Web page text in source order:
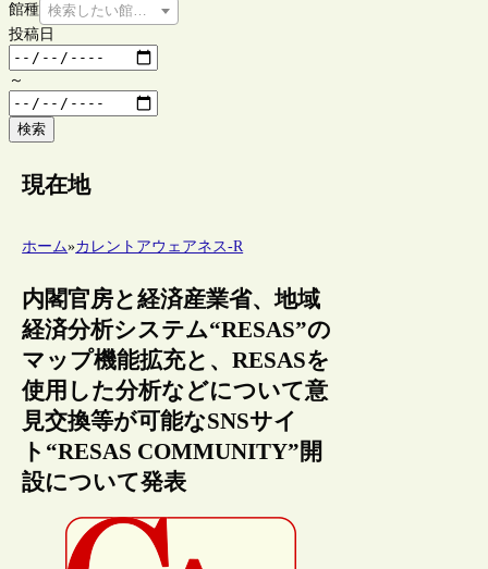
館種 検索したい館種を選択してください
投稿日
～
検索
現在地
ホーム»カレントアウェアネス-R
内閣官房と経済産業省、地域
経済分析システム“RESAS”の
マップ機能拡充と、RESASを
使用した分析などについて意
見交換等が可能なSNSサイ
ト“RESAS COMMUNITY”開
設について発表